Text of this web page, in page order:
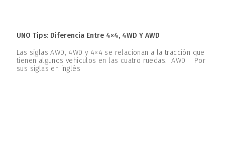
UNO Tips: Diferencia Entre 4×4, 4WD Y AWD
Las siglas AWD, 4WD y 4×4 se relacionan a la tracción que
tienen algunos vehículos en las cuatro ruedas. AWD Por
sus siglas en inglés